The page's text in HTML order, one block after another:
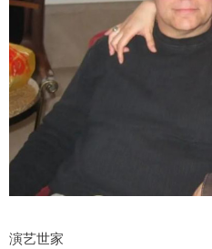
演艺世家